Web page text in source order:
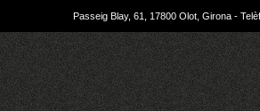
Passeig Blay, 61, 17800 Olot, Girona -